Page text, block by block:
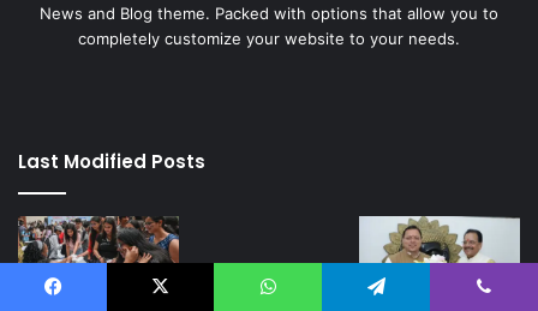
News and Blog theme. Packed with options that allow you to
completely customize your website to your needs.
Last Modified Posts